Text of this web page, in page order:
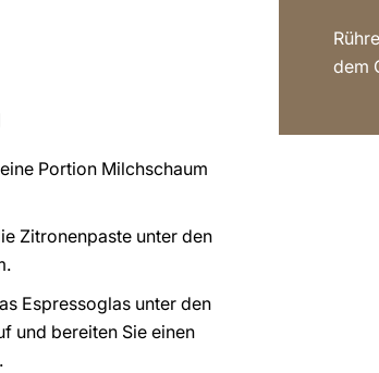
Portion Milchschaum
Zitronenpaste unter den
Espressoglas unter den
und bereiten Sie einen
dem